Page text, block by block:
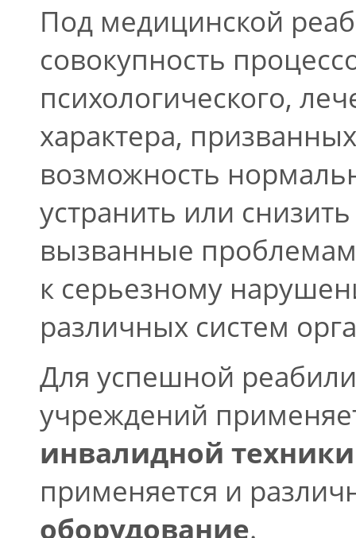
Под медицинской
совокупность
психологического,
характера,
возможность
устранить или
вызванные
к серьезному
различных систем
Для успешной
учреждений
инвалидной техники
применяется и
оборудование.